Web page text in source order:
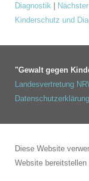
Diagnostik |
Kinderschutz und
"Gewalt gegen
Landesvertretung
Datenschutzerklärung
Diese Website
Website bereitstellen